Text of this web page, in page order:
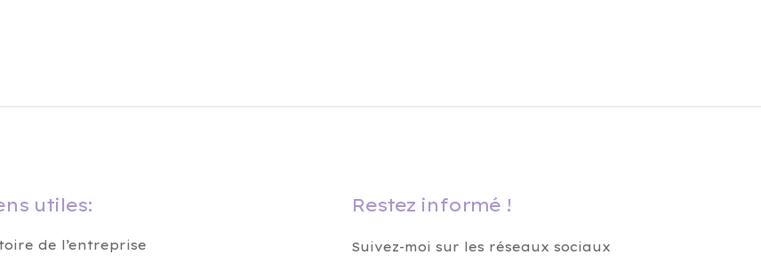
utiles:
de l’entreprise
Restez informé !
Suivez-moi sur les réseaux sociaux